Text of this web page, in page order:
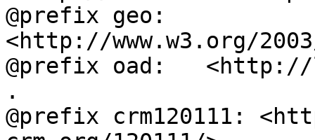
@prefix geo:
<http://www.w3.org/
@prefix oad:   <http://
.
@prefix crm120111: